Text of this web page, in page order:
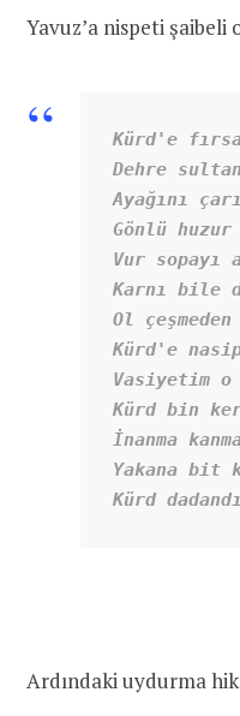
Yavuz’a nispeti şaibeli
Kürd'e
Dehre
Ayağını
Gönlü
Vur sopayı
Karnı bile
Ol
Kürd'e
Vasiyetim
Kürd bin
İnanma
Yakana bit
Kürd
Ardındaki uydurma